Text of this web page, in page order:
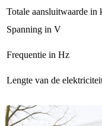
Totale aansluitwaarde in
Spanning in V
Frequentie in Hz
Lengte van de